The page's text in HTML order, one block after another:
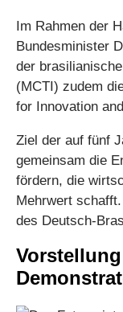
Im Rahmen der
Bundesminister
der
(MCTI) zudem
for Innovation
Ziel der auf fünf
gemeinsam die
fördern, die
Mehrwert
des Deutsch-